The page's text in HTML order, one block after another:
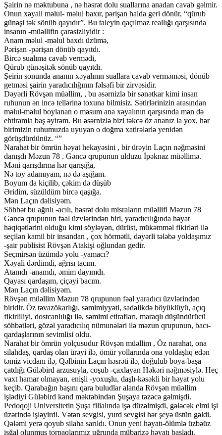
Şairin nə məktubuna , nə həsrət dolu suallarına anadan cavab gəlmir.
Onun xəyali məlul- məlul baxır, pərişan halda geri dönür, “qürub
günəşi tək sönüb qayıdır”. Bu taleyin qaçılmaz reallığı qarşısında
insanın -müəllifin çarəsizliyidir :
Anam məlul -məlul baxdı üzümə,
Pərişan -pərişan dönüb qayıtdı.
Bircə sualıma cavab vermədi,
Qürub günəşitək sönüb qayıtdı.
Şeirin sonunda ananın xəyalının suallara cavab verməməsi, dönüb
getməsi şairin yaradıcılığının fəlsəfi bir zirvəsidir.
Dəyərli Rövşən müəllim, , bu əsərnizlə bir sənətkar kimi insan
ruhunun ən incə tellərinə toxuna bilmisiz. Sətirlərinizin arasından
məlul-məlul boylanan o məsum ana xəyalının qarşısında mən də
ehtiramla baş əyirəm. Bu əsərnizlə bizi təkcə öz ananız la yox, hər
birimizin ruhumuzda uyuyan o doğma xatirələrlə yenidən
görüşdürdünüz. “”
Narahat bir ömrün həyat hekayəsini , bir ürəyin Laçın nəğməsini
danışdı Məzun 78 . Gəncə qrupunun ulduzu İpəknaz müəllimə.
Məni qarışdırma hər qarışığa,
Nə toy adamıyam, nə də aşığam.
Boyum da kiçilib, çəkim də düşüb
Əridim, süzüldüm bircə qaşığa.
Mən Laçın dəlisiyəm.
Söhbət bu ağrılı -acılı, həsrət dolu misraların müəllifi Məzun 78
Gəncə qrupunun fəal üzvlərindən biri, yaradıcılığında həyat
həqiqətlərini olduğu kimi söyləyən, dürüst, mükəmməl fikirləri ilə
seçilən kamil bir insandan , çox hörmətli, dəyərli tələbə yoldaşımız
-şair publisist Rövşən Atakişi oğlundan gedir.
Seçmirsən üzümdə yolu -yamacı?
Xəyali dərdimdi, ağrısı tacım.
Atamdı -anamdı, əmim dayımdı.
Qayası qardaşım, çiçəyi bacım.
Mən Laçın dəlisiyəm.
Rövşən müəllim Məzun 78 qrupunun fəal yaradıcı üzvlərindən
biridir. Öz təvazökarlığı, səmimiyyəti, sadəlikdə böyüklüyü, açıq
fikirliliyi, dostcanlılığı ilə, səmimi etirafları, maraqlı düşündürücü
söhbətləri, gözəl yaradıcılıq nümunələri ilə məzun qrupunun, bacı-
qardaşlarının sevimlisi oldu.
Narahat bir ömrün yolçusudur Rövşən müəllim , Öz narahat, ona
silahdaş, qardaş olan ürəyi ilə, ömür yollarında ona yoldaşlıq edən
təmiz vicdanı ilə, Qəlbinin Laçın həsrəti ilə, doğulub boya-başa
çatdığı Güləbird arzusuyla, coşub -çaxlayan Həkəri nəğməsiylə. Heç
vaxt hamar olmayan, enişli -yoxuşlu, daşlı-kəsəkli bir həyat yolu
keçib. Qarabağın başını qara buludlar alanda Rövşən müəllim
işlədiyi Güləbird kənd məktəbindən Şuşaya təzəcə gəlmişdi.
Pedoqoji Universitetin Şuşa filialında işə düzəlmişdi, gələcək elmi işi
üzərində işləyirdi. Vətən sevgisi, yurd sevgisi hər şeyə üstün gəldi.
Qələmi yerə qoyub silaha sarıldı. Onun yeni həyatı-ölümlə üzbəüz
işğal olunmuş torpaqlarımız uğrunda mübarizə həyatı başladı.